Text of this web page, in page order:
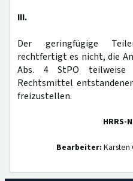
III.
Der geringfügige
rechtfertigt es nicht, die
Abs. 4 StPO
Rechtsmittel
freizustellen.
HRRS-
Bearbeiter: